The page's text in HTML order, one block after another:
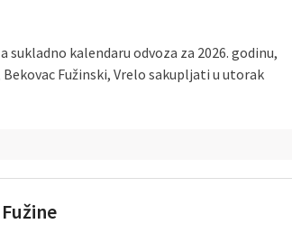
sukladno kalendaru odvoza za 2026. godinu,
Fužinski, Vrelo sakupljati u utorak